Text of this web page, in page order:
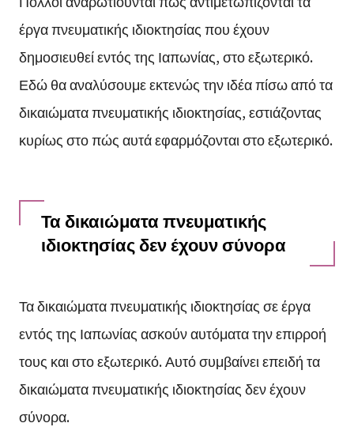
έργα πνευματικής ιδιοκτησίας που έχουν
δημοσιευθεί εντός της Ιαπωνίας, στο εξωτερικό.
Εδώ θα αναλύσουμε εκτενώς την ιδέα πίσω από τα
δικαιώματα πνευματικής ιδιοκτησίας, εστιάζοντας
κυρίως στο πώς αυτά εφαρμόζονται στο εξωτερικό.
Τα δικαιώματα πνευματικής
ιδιοκτησίας δεν έχουν σύνορα
Τα δικαιώματα πνευματικής ιδιοκτησίας σε έργα
εντός της Ιαπωνίας ασκούν αυτόματα την επιρροή
τους και στο εξωτερικό. Αυτό συμβαίνει επειδή τα
δικαιώματα πνευματικής ιδιοκτησίας δεν έχουν
σύνορα.